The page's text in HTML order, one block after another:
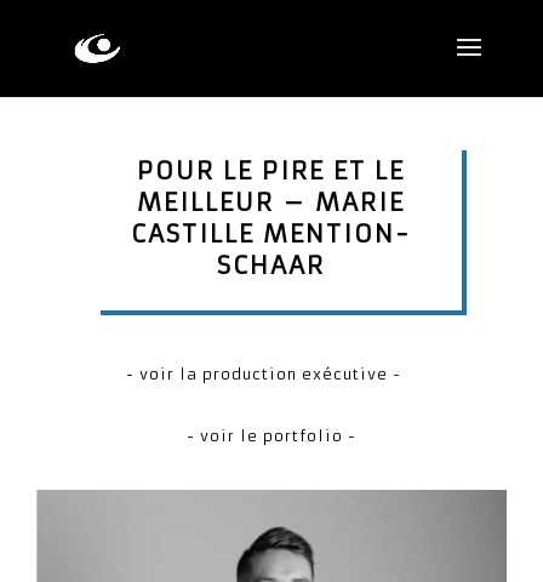
POUR LE PIRE ET LE
MEILLEUR – MARIE
CASTILLE MENTION-
SCHAAR
- voir la production exécutive -
- voir le portfolio -